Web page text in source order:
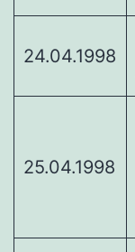
24.04.1998
25.04.1998